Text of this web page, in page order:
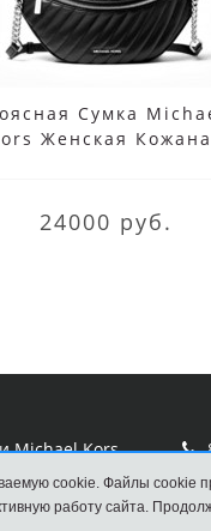
Сумка
Женская
24000 руб.
Michael Kors
cookie. Файлы
работу сайта.